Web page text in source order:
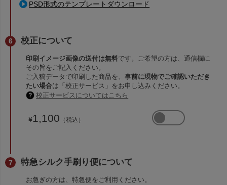
PSD形式のテンプレートダウンロード
校正について
印刷イメージ画像の送付は無料です。ご希望の方は、通信欄に
その旨をご記入ください。
ご入稿データで印刷した商品を、事前に現物でご確認いただき
たい場合は「校正サービス」をお申し込みください。
校正サービスについてはこちら
¥1,100 （税込）
特急シルク手刷り便について
お急ぎの方は、特急便をご利用ください。